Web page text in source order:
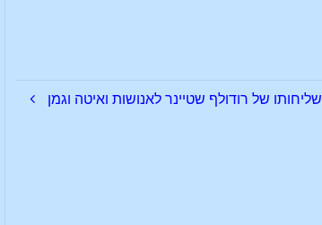
שליחותו של רודולף שטיינר לאנושות ואיטה וגמן